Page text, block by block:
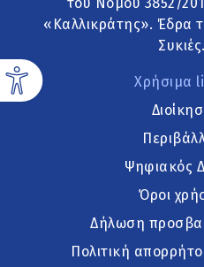
«Καλλικράτης». Έδρα
Συκιές.
Χρήσιμα
Ψηφιακός
Όροι
Δήλωση
Πολιτική